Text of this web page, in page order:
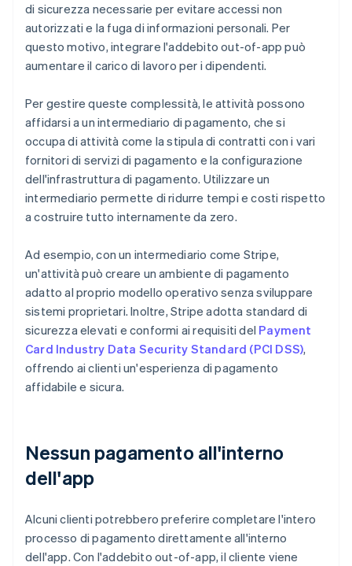
di sicurezza necessarie per evitare accessi non
autorizzati e la fuga di informazioni personali. Per
questo motivo, integrare l'addebito out-of-app può
aumentare il carico di lavoro per i dipendenti.
Per gestire queste complessità, le attività possono
affidarsi a un intermediario di pagamento, che si
occupa di attività come la stipula di contratti con i vari
fornitori di servizi di pagamento e la configurazione
dell'infrastruttura di pagamento. Utilizzare un
intermediario permette di ridurre tempi e costi rispetto
a costruire tutto internamente da zero.
Ad esempio, con un intermediario come Stripe,
un'attività può creare un ambiente di pagamento
adatto al proprio modello operativo senza sviluppare
sistemi proprietari. Inoltre, Stripe adotta standard di
sicurezza elevati e conformi ai requisiti del Payment
Card Industry Data Security Standard (PCI DSS),
offrendo ai clienti un'esperienza di pagamento
affidabile e sicura.
Nessun pagamento all'interno
dell'app
Alcuni clienti potrebbero preferire completare l'intero
processo di pagamento direttamente all'interno
dell'app. Con l'addebito out-of-app, il cliente viene